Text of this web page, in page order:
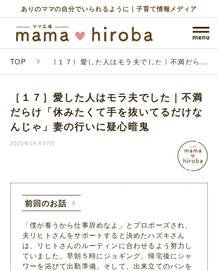
ありのママの自分でいられるように｜子育て情報メディア
TOP ［１７］愛した人はモラ夫でした｜不満だらけ
行いに疑心暗鬼
［１７］愛した人はモラ夫でした｜不満
だらけ「休みたくて手を抜いてるだけな
んじゃ」妻の行いに疑心暗鬼
2025年09月07日
前回のお話
「僕が養うから仕事辞めなよ」とプロポーズされ、
夫リヒトさんをサポートすると決めたハズキさん
は、リヒトさんのルーティンに合わせるよう努力し
ていました。早朝５時にジョギング、帰宅後にシャ
ワーを浴びて出勤準備、そして、出来立てのパンを